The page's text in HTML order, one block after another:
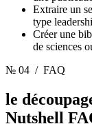
Extraire un
type
Créer une
de sciences
№ 04 / FAQ
le
Nutshell